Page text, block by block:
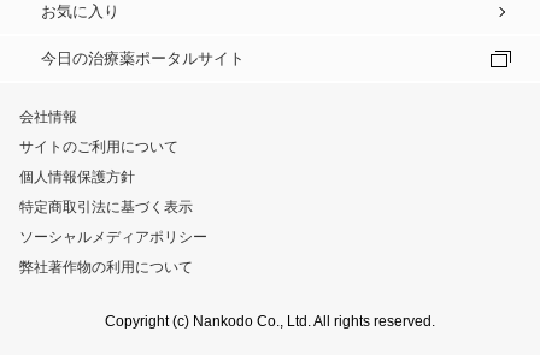
お気に入り
今日の治療薬ポータルサイト
会社情報
サイトのご利用について
個人情報保護方針
特定商取引法に基づく表示
ソーシャルメディアポリシー
弊社著作物の利用について
Copyright (c) Nankodo Co., Ltd. All rights reserved.